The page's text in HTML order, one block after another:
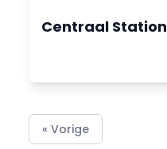
Centraal
« Vorige